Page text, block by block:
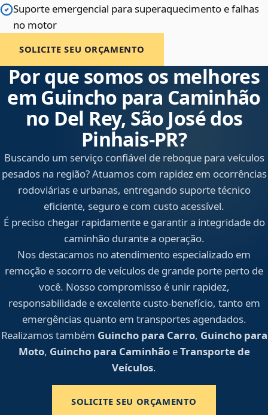
Suporte emergencial para superaquecimento e falhas
no motor
SOLICITE SEU ORÇAMENTO
Por que somos os melhores
em Guincho para Caminhão
no Del Rey, São José dos
Pinhais‑PR?
Buscando um serviço confiável de reboque para veículos
pesados na região? Atuamos com rapidez em ocorrências
rodoviárias e urbanas, entregando suporte técnico
eficiente, seguro e com custo acessível.
É preciso chegar rapidamente e garantir a integridade do
caminhão durante a operação.
Nos destacamos no atendimento especializado em
remoção e socorro de veículos de grande porte perto de
você. Nosso compromisso é unir rapidez,
responsabilidade e excelente custo-benefício, tanto em
emergências quanto em transportes agendados.
Realizamos também Guincho para Carro, Guincho para
Moto, Guincho para CaminhãoeTransporte de
Veículos.
SOLICITE SEU ORÇAMENTO